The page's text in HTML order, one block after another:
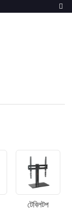
টেবিলটপ